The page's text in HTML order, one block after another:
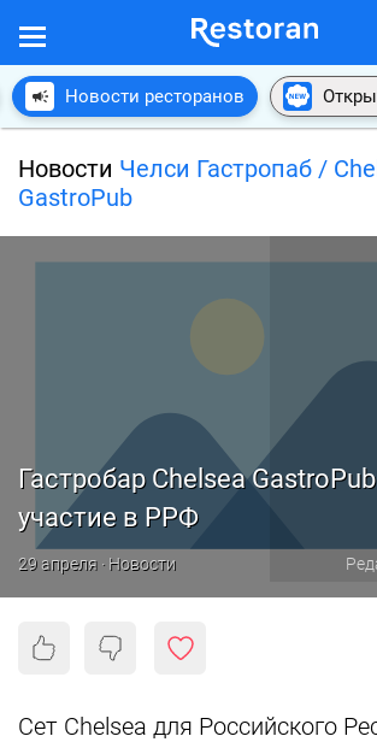
Новости ресторанов
Новости Челси Гастропаб /
GastroPub
Гастробар Chelsea
участие в РРФ
29 апреля · Новости
Сет Chelsea для Российского